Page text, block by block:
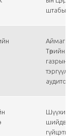
штабын
Аймаг
Төрийн
газрын
аудитор